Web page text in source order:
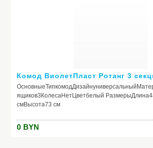
Комод ВиолетПласт Ротанг 3
ящиков3КолесаНетЦветбелый
смВысота73 см
0 BYN